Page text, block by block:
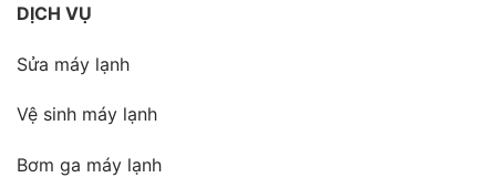
DỊCH VỤ
Sửa máy lạnh
Vệ sinh máy lạnh
Bơm ga máy lạnh